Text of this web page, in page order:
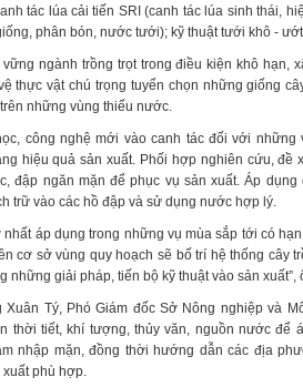
tác lúa cải tiến SRI (canh tác lúa sinh thái,
phân bón, nước tưới); kỹ thuật tưới khô -
ngành trồng trọt trong điều kiện khô hạn,
thực vật chú trọng tuyển chọn những giống
những vùng thiếu nước.
công nghệ mới vào canh tác đối với những
hiệu quả sản xuất. Phối hợp nghiên cứu, đề
đập ngăn mặn để phục vụ sản xuất. Áp
trữ vào các hồ đập và sử dụng nước hợp lý.
nhất áp dụng trong những vụ mùa sắp tới có
cơ sở vùng quy hoạch sẽ bố trí hệ thống cây
những giải pháp, tiến bộ kỹ thuật vào sản xuất”,
Xuân Tý, Phó Giám đốc Sở Nông nghiệp và
thời tiết, khí tượng, thủy văn, nguồn nước để
nhập mặn, đồng thời hướng dẫn các địa
xuất phù hợp.